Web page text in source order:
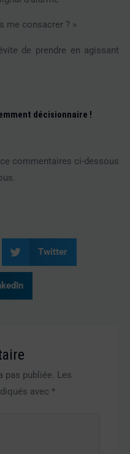
me consacrer ? »
de prendre en agissant
décisionnaire !
commentaires ci-dessous
Twitter
pas publiée. Les
avec*